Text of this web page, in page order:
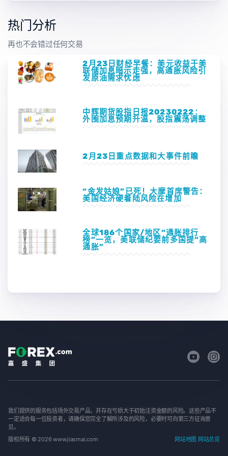
热门分析
再也不会错过任何交易
2月23日财经早餐：美元收益于美
联储加息暗示走强，高通胀风险引
发原油需求忧虑
中辉期货股指日报20230222：
外围加息预期升温，股指震荡调整
2月23日重点数据和大事件前瞻
“金发姑娘”已死！大摩首席警告：
美国经济硬着陆风险在增加
全球186个国家/地区“通胀排行
榜”一览，美联储纪要前多国提“高
通胀”
我们提供的服务包括场外交易产品，并存在亏损大于初始注资金额的风险。这些产品不
一定适合每一位投资者，请确保您完全了解所涉及的风险，必要时可向第三方征询意
见。
版权所有 © 2026 www.jiasmai.com
网站地图 网站总览